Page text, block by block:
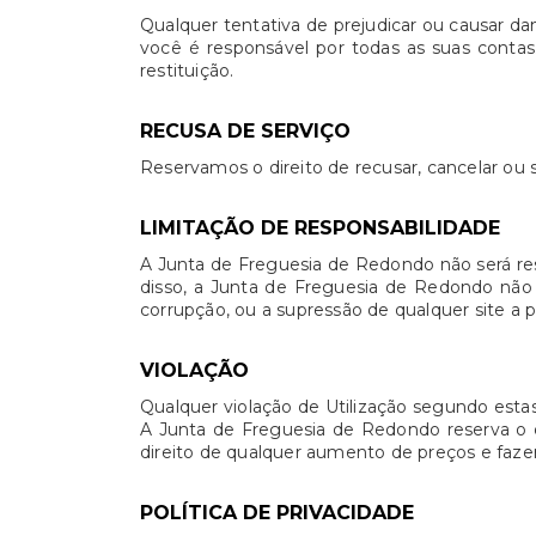
Qualquer tentativa de prejudicar ou causar
você é responsável por todas as suas
restituição.
RECUSA DE SERVIÇO
Reservamos o direito de recusar, cancelar
LIMITAÇÃO DE RESPONSABILIDADE
A Junta de Freguesia de Redondo não será
disso, a Junta de Freguesia de Redondo
corrupção, ou a supressão de qualquer site
VIOLAÇÃO
Qualquer violação de Utilização segundo
A Junta de Freguesia de Redondo reserva
direito de qualquer aumento de preços e
POLÍTICA DE PRIVACIDADE